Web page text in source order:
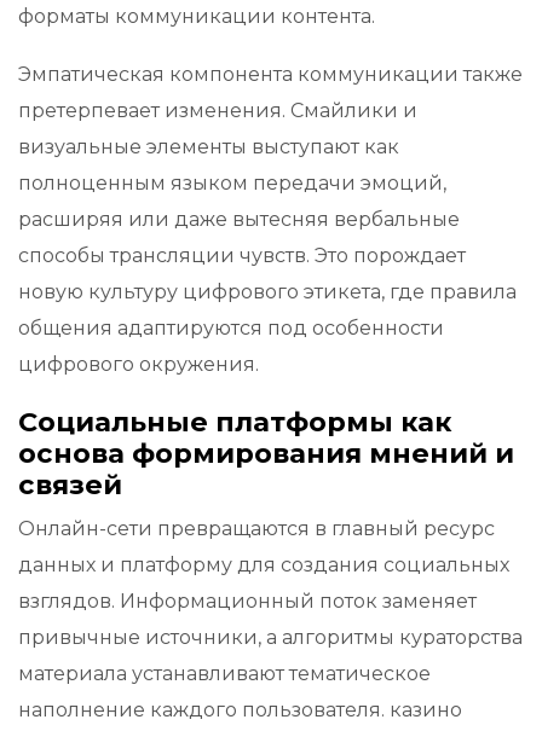
форматы коммуникации контента.
Эмпатическая компонента коммуникации также
претерпевает изменения. Смайлики и
визуальные элементы выступают как
полноценным языком передачи эмоций,
расширяя или даже вытесняя вербальные
способы трансляции чувств. Это порождает
новую культуру цифрового этикета, где правила
общения адаптируются под особенности
цифрового окружения.
Социальные платформы как
основа формирования мнений и
связей
Онлайн-сети превращаются в главный ресурс
данных и платформу для создания социальных
взглядов. Информационный поток заменяет
привычные источники, а алгоритмы кураторства
материала устанавливают тематическое
наполнение каждого пользователя. казино